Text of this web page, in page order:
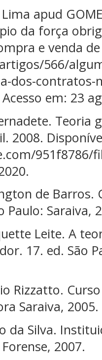
Lima apud
da força
e venda
566/
dos-contratos-
em: 23
Teoria
2008.
951f8786/
de
Paulo: Saraiva,
Leite. A
17. ed. São
Rizzatto.
Saraiva, 2005.
da Silva.
2007.